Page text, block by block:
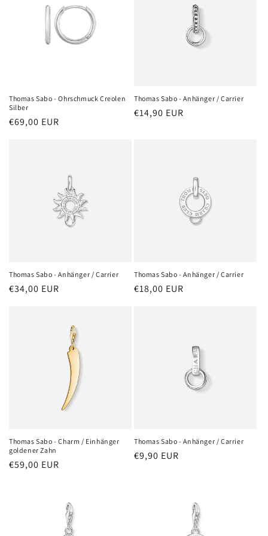
Thomas Sabo - Ohrschmuck Creolen
Silber
Normaler
€69,00 EUR
Thomas Sabo - Anhänger / Carrier
Normaler
€14,90 EUR
Thomas Sabo - Anhänger / Carrier
Normaler
€34,00 EUR
Thomas Sabo - Anhänger / Carrier
Normaler
€18,00 EUR
Thomas Sabo - Charm / Einhänger
goldener Zahn
Normaler
€59,00 EUR
Thomas Sabo - Anhänger / Carrier
Normaler
€9,90 EUR